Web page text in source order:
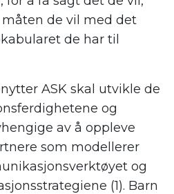
de vil med det
de har til
ASK skal utvikle de
og
av å oppleve
som modellerer
og
(1). Barn